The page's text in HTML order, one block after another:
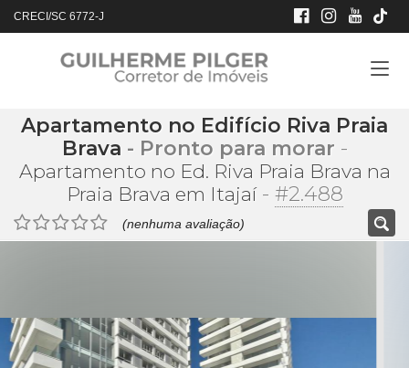
CRECI/SC 6772-J
Apartamento no Edifício Riva Praia
Brava - Pronto para morar -
Apartamento no Ed. Riva Praia Brava na
Praia Brava em Itajaí- #2.488
(nenhuma avaliação)